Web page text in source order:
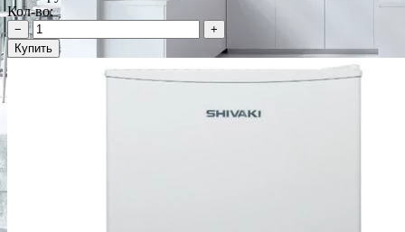
Кол-во:
−
+
Купить